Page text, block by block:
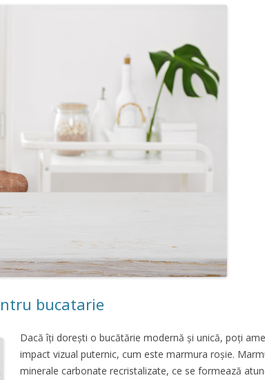
bucatarie
Dacă îți dorești o bucătărie modernă și unică, poți
impact vizual puternic, cum este marmura roșie.
minerale carbonate recristalizate, ce se formează